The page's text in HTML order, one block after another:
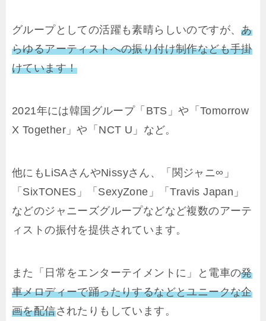
グループとしての活躍も素晴らしいのですが、あ
らゆるアーティストへの振り付け制作なども手掛
けています！
2021年には韓国グループ「BTS」や「Tomorrow
X Together」や「NCT U」など。
他にもLiSAさんやNissyさん、「関ジャニ∞」
「SixTONES」「SexyZone」「Travis Japan」
などのジャニーズグループなどなど複数のアーテ
ィストの振付を提供されています。
また 「日常をエンターテイメントに」と電車の発
車メロディーで踊ったりするなどとユニークな企
画を配信されたりもしています。